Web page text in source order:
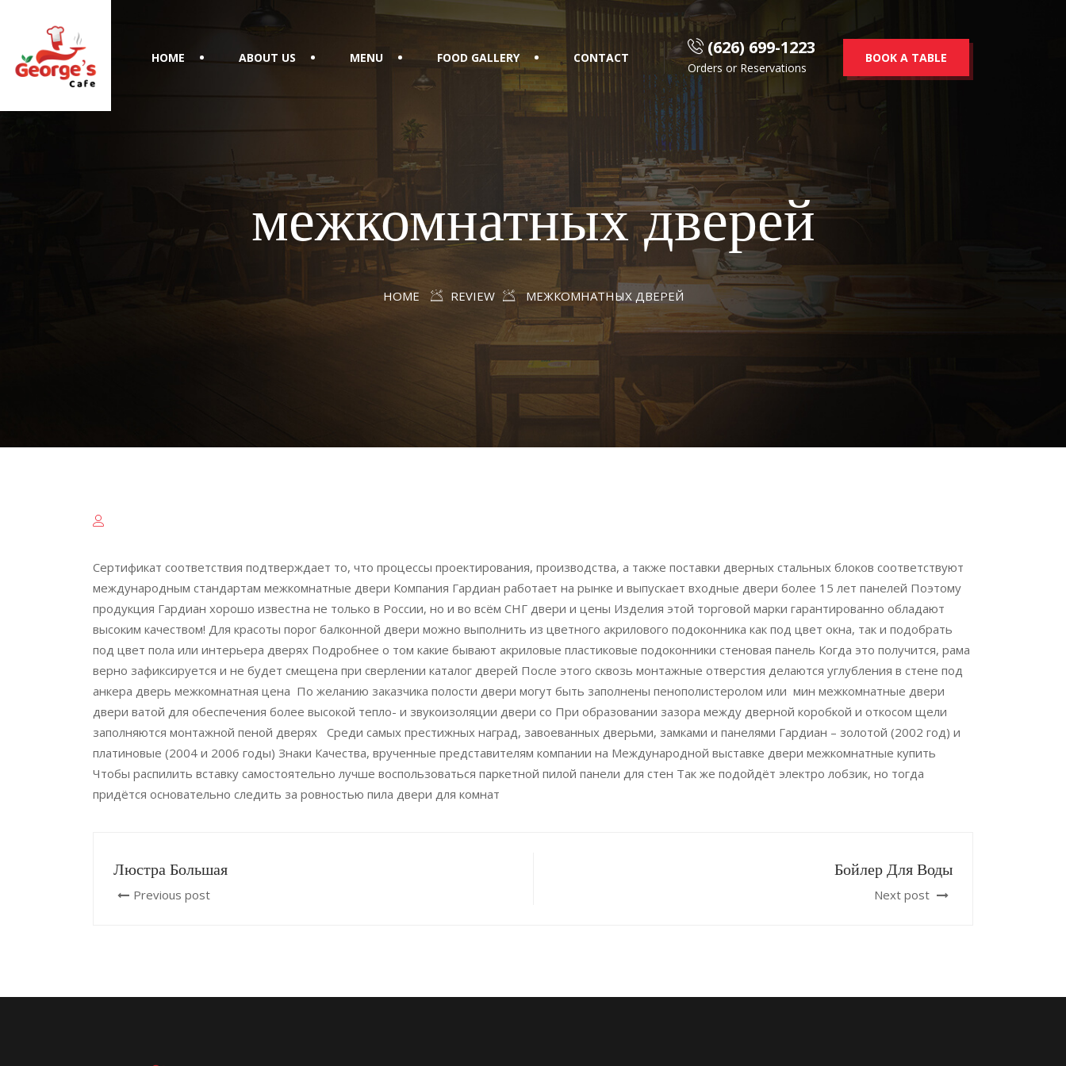
HOME ABOUT US MENU FOOD GALLERY CONTACT (626) 699-1223
Orders or Reservations
BOOK A TABLE
межкомнатных дверей
HOME REVIEW МЕЖКОМНАТНЫХ ДВЕРЕЙ
Сертификат соответствия подтверждает то, что процессы проектирования, производства, а также поставки дверных стальных блоков соответствуют
международным стандартам межкомнатные двери Компания Гардиан работает на рынке и выпускает входные двери более 15 лет панелей Поэтому
продукция Гардиан хорошо известна не только в России, но и во всём СНГ двери и цены Изделия этой торговой марки гарантированно обладают
высоким качеством! Для красоты порог балконной двери можно выполнить из цветного акрилового подоконника как под цвет окна, так и подобрать
под цвет пола или интерьера дверях Подробнее о том какие бывают акриловые пластиковые подоконники стеновая панель Когда это получится, рама
верно зафиксируется и не будет смещена при сверлении каталог дверей После этого сквозь монтажные отверстия делаются углубления в стене под
анкера дверь межкомнатная цена По желанию заказчика полости двери могут быть заполнены пенополистеролом или мин межкомнатные двери
двери ватой для обеспечения более высокой тепло- и звукоизоляции двери со При образовании зазора между дверной коробкой и откосом щели
заполняются монтажной пеной дверях Среди самых престижных наград, завоеванных дверьми, замками и панелями Гардиан – золотой (2002 год) и
платиновые (2004 и 2006 годы) Знаки Качества, врученные представителям компании на Международной выставке двери межкомнатные купить
Чтобы распилить вставку самостоятельно лучше воспользоваться паркетной пилой панели для стен Так же подойдёт электро лобзик, но тогда
придётся основательно следить за ровностью пила двери для комнат
Люстра Большая
Previous post
Бойлер Для Воды
Next post